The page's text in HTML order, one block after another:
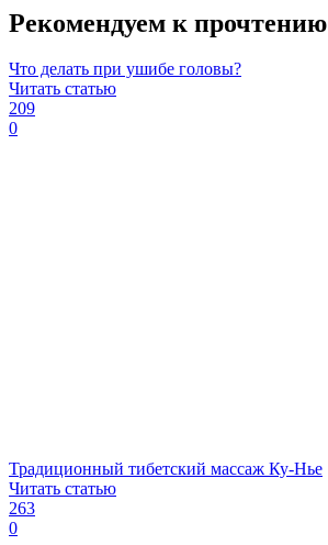
Рекомендуем к прочтению
Что делать при ушибе головы?
Читать статью
209
0
Традиционный тибетский массаж Ку-Нье
Читать статью
263
0